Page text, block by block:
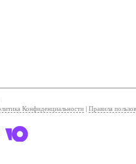
Конфиденциальности Правила